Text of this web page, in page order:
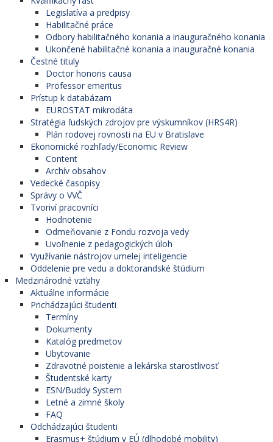
Legislatíva a predpisy
Habilitačné práce
Odbory habilitačného konania a inauguračného konania
Ukončené habilitačné konania a inauguračné konania
Čestné tituly
Doctor honoris causa
Professor emeritus
Prístup k databázam
EUROSTAT mikrodáta
Stratégia ľudských zdrojov pre výskumníkov (HRS4R)
Plán rodovej rovnosti na EU v Bratislave
Ekonomické rozhľady/Economic Review
Content
Archív obsahov
Vedecké časopisy
Správy o VVČ
Tvoriví pracovníci
Hodnotenie
Odmeňovanie z Fondu rozvoja vedy
Uvoľnenie z pedagogických úloh
Využívanie nástrojov umelej inteligencie
Oddelenie pre vedu a doktorandské štúdium
Medzinárodné vzťahy
Aktuálne informácie
Prichádzajúci študenti
Termíny
Dokumenty
Katalóg predmetov
Ubytovanie
Zdravotné poistenie a lekárska starostlivosť
Študentské karty
ESN/Buddy System
Letné a zimné školy
FAQ
Odchádzajúci študenti
Erasmus+ štúdium v EÚ (dlhodobé mobility)